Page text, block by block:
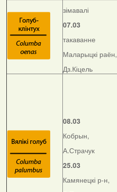
зімавалі
07.03
такаванне
Маларыцкі раён,
Дз.Кіцель
08.03
Кобрын,
А.Страчук
25.03
Камянецкі р-н,